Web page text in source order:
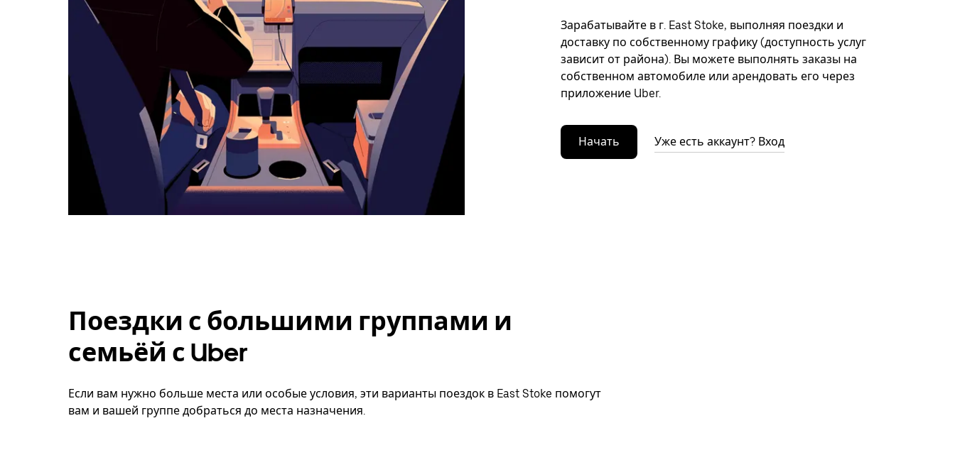
Зарабатывайте в г. East Stoke, выполняя поездки и
доставку по собственному графику (доступность услуг
зависит от района). Вы можете выполнять заказы на
собственном автомобиле или арендовать его через
приложение Uber.
Начать Уже есть аккаунт? Вход
Поездки с большими группами и
семьёй с Uber
Если вам нужно больше места или особые условия, эти варианты поездок в East Stoke помогут
вам и вашей группе добраться до места назначения.